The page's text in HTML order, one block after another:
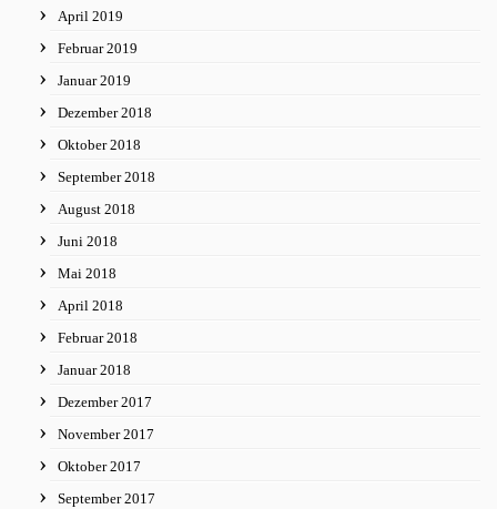
April 2019
Februar 2019
Januar 2019
Dezember 2018
Oktober 2018
September 2018
August 2018
Juni 2018
Mai 2018
April 2018
Februar 2018
Januar 2018
Dezember 2017
November 2017
Oktober 2017
September 2017